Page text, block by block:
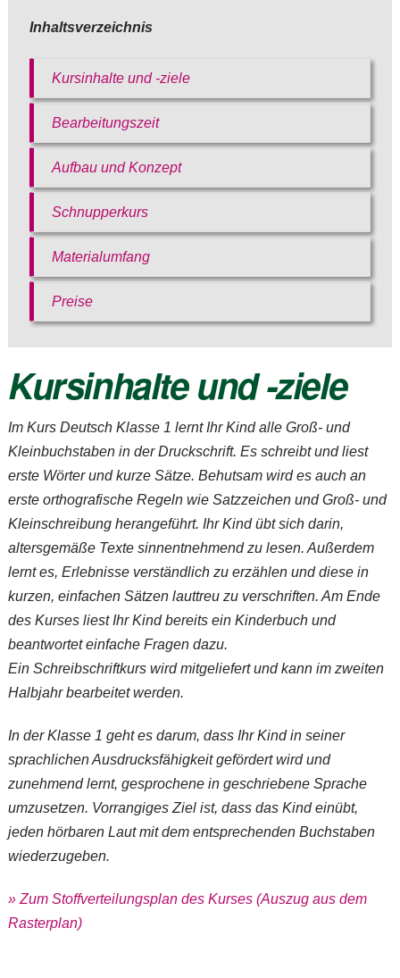
Inhaltsverzeichnis
Kursinhalte und -ziele
Bearbeitungszeit
Aufbau und Konzept
Schnupperkurs
Materialumfang
Preise
Kursinhalte und -ziele
Im Kurs Deutsch Klasse 1 lernt Ihr Kind alle Groß- und
Kleinbuchstaben in der Druckschrift. Es schreibt und liest
erste Wörter und kurze Sätze. Behutsam wird es auch an
erste orthografische Regeln wie Satzzeichen und Groß- und
Kleinschreibung herangeführt. Ihr Kind übt sich darin,
altersgemäße Texte sinnentnehmend zu lesen. Außerdem
lernt es, Erlebnisse verständlich zu erzählen und diese in
kurzen, einfachen Sätzen lauttreu zu verschriften. Am Ende
des Kurses liest Ihr Kind bereits ein Kinderbuch und
beantwortet einfache Fragen dazu.
Ein Schreibschriftkurs wird mitgeliefert und kann im zweiten
Halbjahr bearbeitet werden.
In der Klasse 1 geht es darum, dass Ihr Kind in seiner
sprachlichen Ausdrucksfähigkeit gefördert wird und
zunehmend lernt, gesprochene in geschriebene Sprache
umzusetzen. Vorrangiges Ziel ist, dass das Kind einübt,
jeden hörbaren Laut mit dem entsprechenden Buchstaben
wiederzugeben.
» Zum Stoffverteilungsplan des Kurses (Auszug aus dem
Rasterplan)
Bitte akzeptieren Sie
unsere
Datenschutzerklärung
Bitte akzeptieren Sie
unsere
Datenschutzerklärung.
Bitte lasse dieses Feld leer.
Bitte akzeptieren Sie
unsere
Datenschutzerklärung.